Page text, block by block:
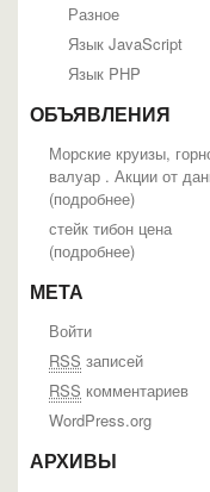
Разное
Язык JavaScript
Язык PHP
ОБЪЯВЛЕНИЯ
Морские круизы,
валуар . Акции от
(подробнее)
стейк тибон цена
(подробнее)
МЕТА
Войти
RSS записей
RSS комментариев
WordPress.org
АРХИВЫ